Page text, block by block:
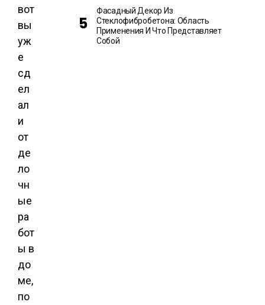
вот
вы
уж
е
сд
ел
ал
и
от
де
ло
чн
ые
ра
бот
ы в
до
ме,
по
Фасадный Декор Из
Стеклофибробетона: Область
Применения И Что Представляет
Собой